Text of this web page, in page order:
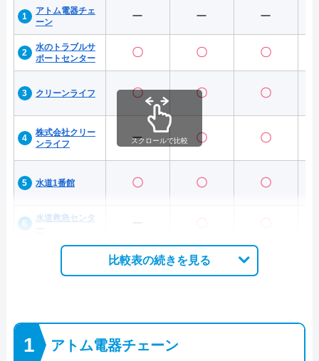
アトム電器チェ
ーン
ー ー ー
水のトラブルサ
ポートセンター
〇 〇 〇
クリーンライフ 〇 〇 〇
株式会社クリー
ンライフ
ー 〇 〇
水道1番館 〇 〇 〇
水道救急センタ
スクロールで比較
比較表の続きを見る
アトム電器チェーン